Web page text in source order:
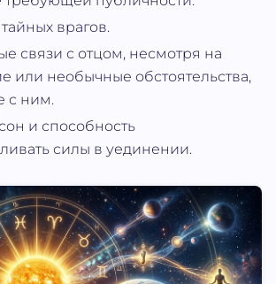
врагов.
связи с отцом, несмотря на
или необычные обстоятельства,
с ним.
и способность
силы в уединении.